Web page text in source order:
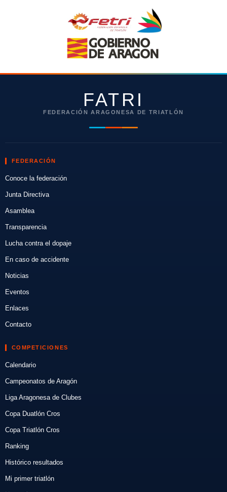
FATRI
FEDERACIÓN ARAGONESA DE TRIATLÓN
FEDERACIÓN
Conoce la federación
Junta Directiva
Asamblea
Transparencia
Lucha contra el dopaje
En caso de accidente
Noticias
Eventos
Enlaces
Contacto
COMPETICIONES
Calendario
Campeonatos de Aragón
Liga Aragonesa de Clubes
Copa Duatlón Cros
Copa Triatlón Cros
Ranking
Histórico resultados
Mi primer triatlón